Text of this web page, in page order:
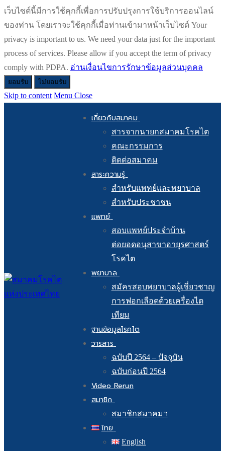
เว็บไซต์นี้มีการใช้คุกกี้เพื่อการปรับปรุงการใช้บริการออนไลน์
ของท่าน โดยเราจะใช้คุกกี้เมื่อท่านเข้ามาหน้าเว็บไซต์ Your
privacy is important to us. We need your data just for the important
process of services. Please allow if you accept the term of privacy
comply with PDPA. อ่านเงื่อนไขการรักษาข้อมูลส่วนบุคคล
ยอมรับ ไม่ยอมรับ
Skip to content Menu Close
เกี่ยวกับสมาคม
สารจากนายกสมาคมโรคไต
คณะกรรมการ
ติดต่อสมาคม
สาระความรู้
สำหรับแพทย์และพยาบาล
สำหรับประชาชน
แพทย์
สอบแพทย์ประจำบ้าน
ต่อยอดอนุสาขาอายุรศาสตร์
โรคไต
พยาบาล
สมัครสอบพยาบาลผู้เชี่ยวชาญ
การฟอกเลือดด้วยเครื่องไต
เทียม
ฐานข้อมูลโรคไต
วารสาร
ฉบับปี 2564 – ปัจจุบัน
ฉบับก่อนปี 2564
Video Rerun
สมาชิก
สมาชิกสมาคมฯ
ไทย
English